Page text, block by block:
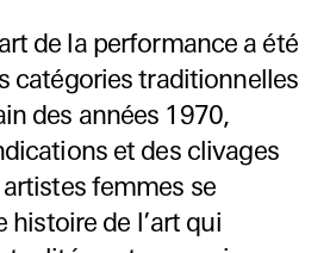
de la performance a été
catégories traditionnelles
des années 1970,
et des clivages
femmes se
de l’art qui